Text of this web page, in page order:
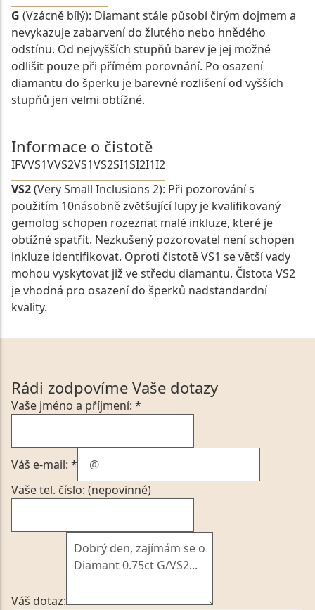
G (Vzácně bílý): Diamant stále působí čirým dojmem a
nevykazuje zabarvení do žlutého nebo hnědého
odstínu. Od nejvyšších stupňů barev je jej možné
odlišit pouze při přímém porovnání. Po osazení
diamantu do šperku je barevné rozlišení od vyšších
stupňů jen velmi obtížné.
Informace o čistotě
IFVVS1VVS2VS1VS2SI1SI2I1I2
VS2(Very Small Inclusions 2): Při pozorování s
použitím 10násobně zvětšující lupy je kvalifikovaný
gemolog schopen rozeznat malé inkluze, které je
obtížné spatřit. Nezkušený pozorovatel není schopen
inkluze identifikovat. Oproti čistotě VS1 se větší vady
mohou vyskytovat již ve středu diamantu. Čistota VS2
je vhodná pro osazení do šperků nadstandardní
kvality.
Rádi zodpovíme Vaše dotazy
Vaše jméno a příjmení: *
Váš e-mail: *
Vaše tel. číslo: (nepovinné)
Váš dotaz: